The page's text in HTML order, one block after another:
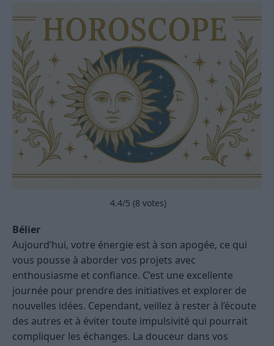
4.4/5 (8 votes)
Bélier
Aujourd’hui, votre énergie est à son apogée, ce qui
vous pousse à aborder vos projets avec
enthousiasme et confiance. C’est une excellente
journée pour prendre des initiatives et explorer de
nouvelles idées. Cependant, veillez à rester à l’écoute
des autres et à éviter toute impulsivité qui pourrait
compliquer les échanges. La douceur dans vos